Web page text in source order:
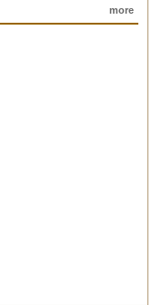
more